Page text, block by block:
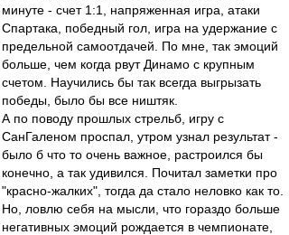
минуте - счет 1:1, напряженная игра, атаки
Спартака, победный гол, игра на удержание с
предельной самоотдачей. По мне, так эмоций
больше, чем когда рвут Динамо с крупным
счетом. Научились бы так всегда выгрызать
победы, было бы все ништяк.
А по поводу прошлых стрельб, игру с
СанГаленом проспал, утром узнал результат -
было б что то очень важное, растроился бы
конечно, а так удивился. Почитал заметки про
"красно-жалких", тогда да стало неловко как то.
Но, ловлю себя на мысли, что гораздо больше
негативных эмоций рождается в чемпионате,